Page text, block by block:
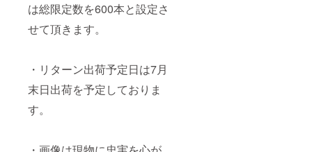
は総限定数を600本と設定さ
せて頂きます。
・リターン出荷予定日は7月
末日出荷を予定しておりま
す。